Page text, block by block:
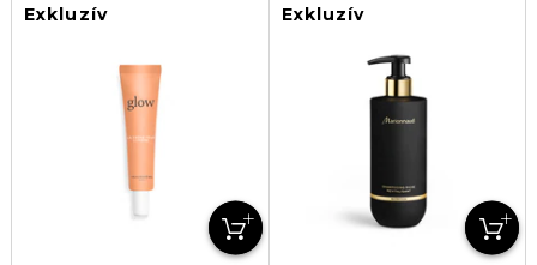
Exkluzív Exkluzív